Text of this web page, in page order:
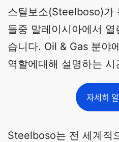
스틸보소(Steelboso)가
들중 말레이시아에서
습니다. Oil & Gas 분야
역할에대해 설명하는 시
자세히
Steelboso는 전 세계적